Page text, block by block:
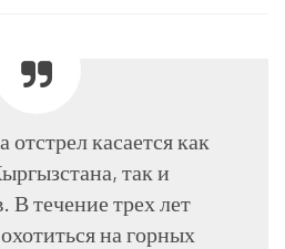
касается как
так и
В течение трех лет
на горных